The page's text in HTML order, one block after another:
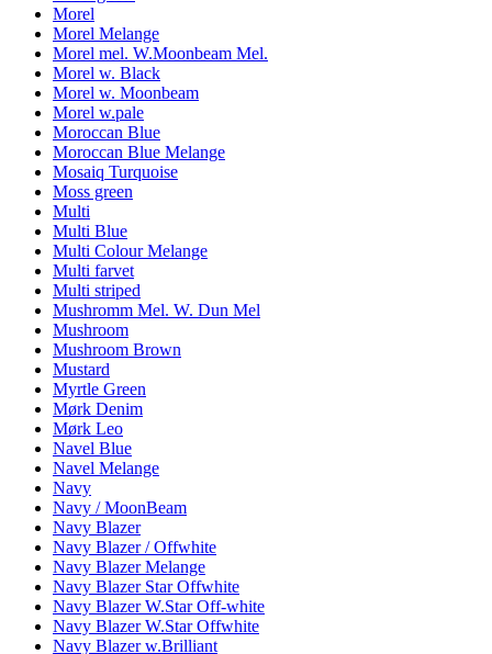
Morel
Morel Melange
Morel mel. W.Moonbeam Mel.
Morel w. Black
Morel w. Moonbeam
Morel w.pale
Moroccan Blue
Moroccan Blue Melange
Mosaiq Turquoise
Moss green
Multi
Multi Blue
Multi Colour Melange
Multi farvet
Multi striped
Mushromm Mel. W. Dun Mel
Mushroom
Mushroom Brown
Mustard
Myrtle Green
Mørk Denim
Mørk Leo
Navel Blue
Navel Melange
Navy
Navy / MoonBeam
Navy Blazer
Navy Blazer / Offwhite
Navy Blazer Melange
Navy Blazer Star Offwhite
Navy Blazer W.Star Off-white
Navy Blazer W.Star Offwhite
Navy Blazer w.Brilliant